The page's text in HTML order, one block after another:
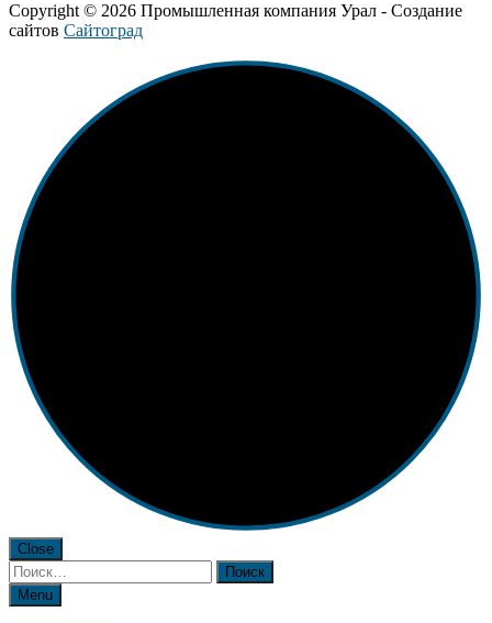
Copyright © 2026 Промышленная компания Урал - Создание
сайтов Сайтоград
Close
Найти:
Menu